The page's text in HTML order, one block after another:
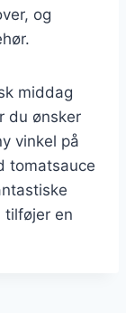
og
middag
du ønsker
vinkel på
tomatsauce
en